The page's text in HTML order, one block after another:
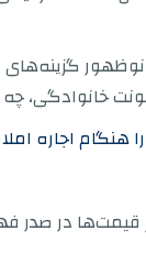
گزینه‌های
خانوادگی، چه
هنگام اجاره
در صدر